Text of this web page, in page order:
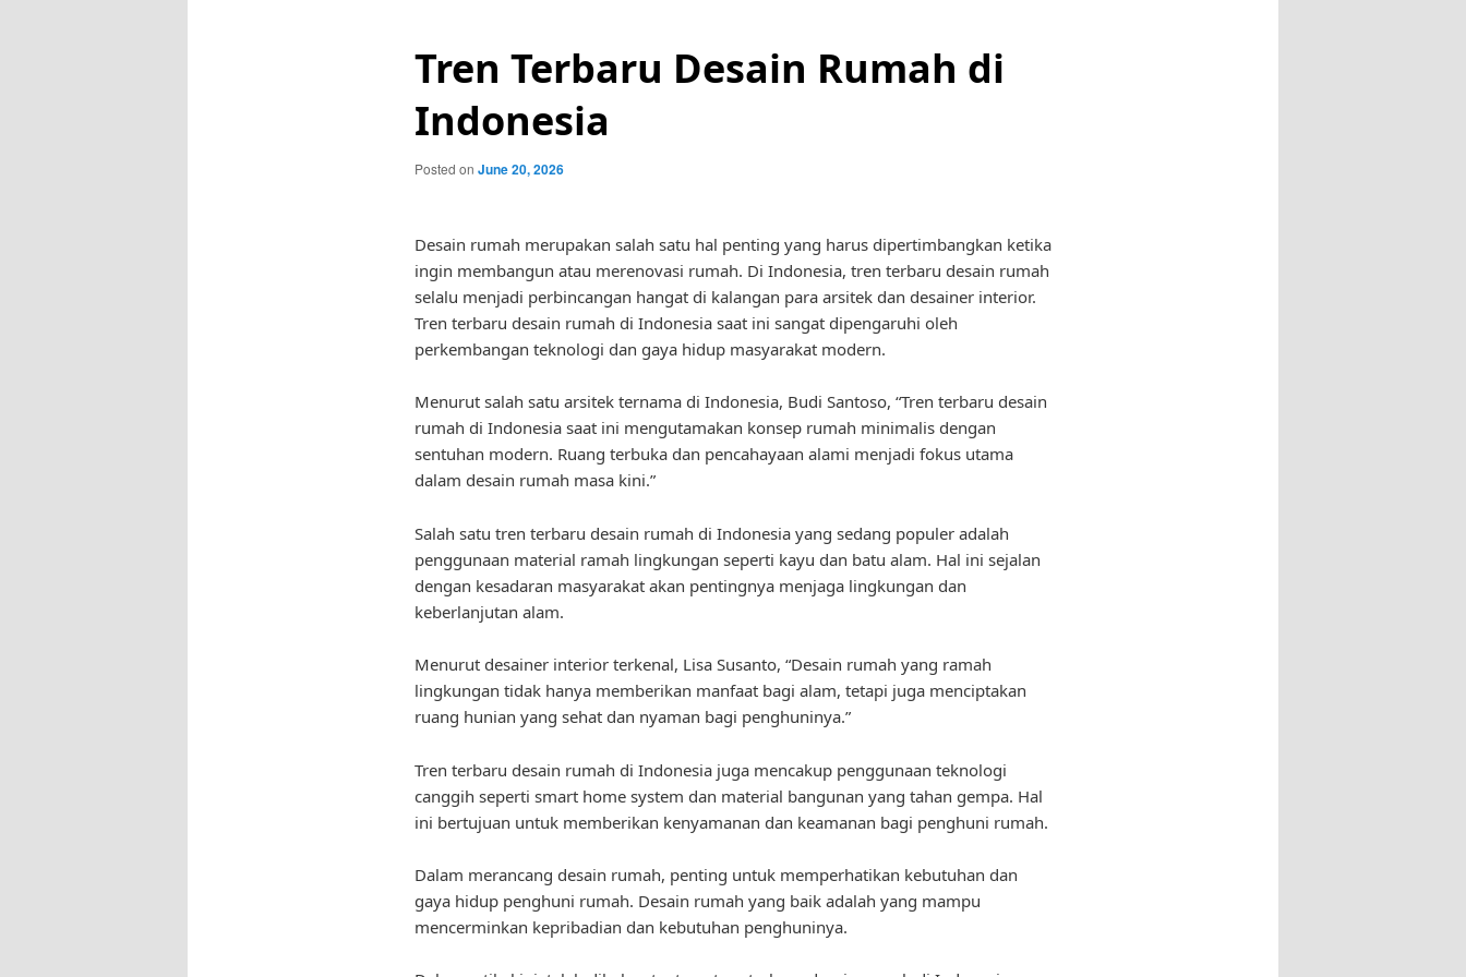
Tren Terbaru Desain Rumah di
Indonesia
Posted on June 20, 2026
Desain rumah merupakan salah satu hal penting yang harus dipertimbangkan ketika
ingin membangun atau merenovasi rumah. Di Indonesia, tren terbaru desain rumah
selalu menjadi perbincangan hangat di kalangan para arsitek dan desainer interior.
Tren terbaru desain rumah di Indonesia saat ini sangat dipengaruhi oleh
perkembangan teknologi dan gaya hidup masyarakat modern.
Menurut salah satu arsitek ternama di Indonesia, Budi Santoso, “Tren terbaru desain
rumah di Indonesia saat ini mengutamakan konsep rumah minimalis dengan
sentuhan modern. Ruang terbuka dan pencahayaan alami menjadi fokus utama
dalam desain rumah masa kini.”
Salah satu tren terbaru desain rumah di Indonesia yang sedang populer adalah
penggunaan material ramah lingkungan seperti kayu dan batu alam. Hal ini sejalan
dengan kesadaran masyarakat akan pentingnya menjaga lingkungan dan
keberlanjutan alam.
Menurut desainer interior terkenal, Lisa Susanto, “Desain rumah yang ramah
lingkungan tidak hanya memberikan manfaat bagi alam, tetapi juga menciptakan
ruang hunian yang sehat dan nyaman bagi penghuninya.”
Tren terbaru desain rumah di Indonesia juga mencakup penggunaan teknologi
canggih seperti smart home system dan material bangunan yang tahan gempa. Hal
ini bertujuan untuk memberikan kenyamanan dan keamanan bagi penghuni rumah.
Dalam merancang desain rumah, penting untuk memperhatikan kebutuhan dan
gaya hidup penghuni rumah. Desain rumah yang baik adalah yang mampu
mencerminkan kepribadian dan kebutuhan penghuninya.